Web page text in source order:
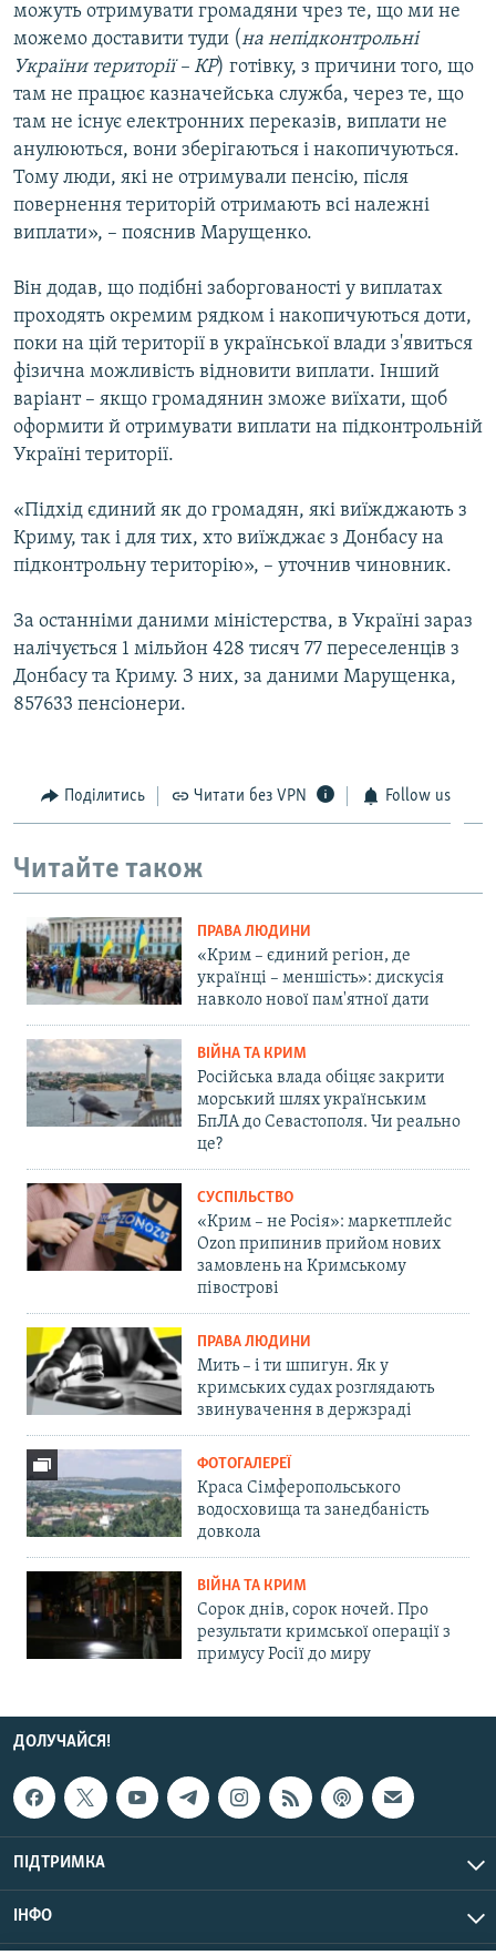
можуть отримувати громадяни чрез те, що ми не
можемо доставити туди (на непідконтрольні
України території – КР) готівку, з причини того, що
там не працює казначейська служба, через те, що
там не існує електронних переказів, виплати не
анулюються, вони зберігаються і накопичуються.
Тому люди, які не отримували пенсію, після
повернення територій отримають всі належні
виплати», – пояснив Марущенко.
Він додав, що подібні заборгованості у виплатах
проходять окремим рядком і накопичуються доти,
поки на цій території в української влади з'явиться
фізична можливість відновити виплати. Інший
варіант – якщо громадянин зможе виїхати, щоб
оформити й отримувати виплати на підконтрольній
Україні території.
«Підхід єдиний як до громадян, які виїжджають з
Криму, так і для тих, хто виїжджає з Донбасу на
підконтрольну територію», – уточнив чиновник.
За останніми даними міністерства, в Україні зараз
налічується 1 мільйон 428 тисяч 77 переселенців з
Донбасу та Криму. З них, за даними Марущенка,
857633 пенсіонери.
Поділитись Читати без VPN Follow us
Читайте також
ПРАВА ЛЮДИНИ
«Крим – єдиний регіон, де
українці – меншість»: дискусія
навколо нової пам'ятної дати
ВІЙНА ТА КРИМ
Російська влада обіцяє закрити
морський шлях українським
БпЛА до Севастополя. Чи реально
це?
СУСПІЛЬСТВО
«Крим – не Росія»: маркетплейс
Ozon припинив прийом нових
замовлень на Кримському
півострові
ПРАВА ЛЮДИНИ
Мить – і ти шпигун. Як у
кримських судах розглядають
звинувачення в держзраді
ФОТОГАЛЕРЕЇ
Краса Сімферопольського
водосховища та занедбаність
довкола
ВІЙНА ТА КРИМ
Сорок днів, сорок ночей. Про
результати кримської операції з
примусу Росії до миру
ДОЛУЧАЙСЯ!
ПІДТРИМКА
ІНФО